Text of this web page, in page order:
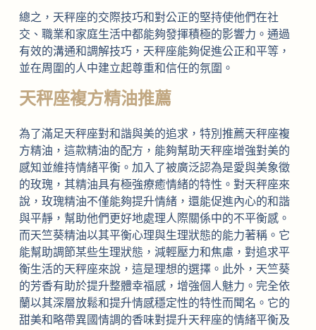
總之，天秤座的交際技巧和對公正的堅持使他們在社
交、職業和家庭生活中都能夠發揮積極的影響力。通過
有效的溝通和調解技巧，天秤座能夠促進公正和平等，
並在周圍的人中建立起尊重和信任的氛圍。
天秤座複方精油推薦
為了滿足天秤座對和諧與美的追求，特別推薦天秤座複
方精油，這款精油的配方，能夠幫助天秤座增強對美的
感知並維持情緒平衡。加入了被廣泛認為是愛與美象徵
的玫瑰，其精油具有極強療癒情緒的特性。對天秤座來
說，玫瑰精油不僅能夠提升情緒，還能促進內心的和諧
與平靜，幫助他們更好地處理人際關係中的不平衡感。
而天竺葵精油以其平衡心理與生理狀態的能力著稱。它
能幫助調節某些生理狀態，減輕壓力和焦慮，對追求平
衡生活的天秤座來說，這是理想的選擇。此外，天竺葵
的芳香有助於提升整體幸福感，增強個人魅力。完全依
蘭以其深層放鬆和提升情感穩定性的特性而聞名。它的
甜美和略帶異國情調的香味對提升天秤座的情緒平衡及